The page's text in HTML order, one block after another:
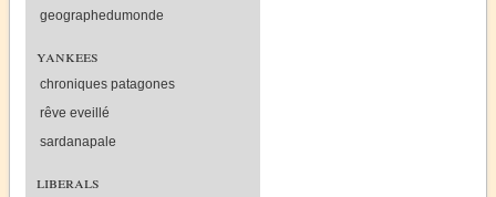
geographedumonde
yankees
chroniques patagones
rêve eveillé
sardanapale
liberals